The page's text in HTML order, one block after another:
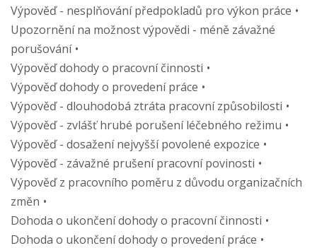
Výpověď - nesplňování předpokladů pro výkon práce
Upozornění na možnost výpovědi - méně závažné
porušování
Výpověď dohody o pracovní činnosti
Výpověď dohody o provedení práce
Výpověď - dlouhodobá ztráta pracovní způsobilosti
Výpověď - zvlášť hrubé porušení léčebného režimu
Výpověď - dosažení nejvyšší povolené expozice
Výpověď - závažné prušení pracovní povinosti
Výpověď z pracovního poměru z důvodu organizačních
změn
Dohoda o ukončení dohody o pracovní činnosti
Dohoda o ukončení dohody o provedení práce